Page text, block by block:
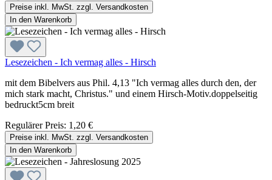
Preise inkl. MwSt. zzgl. Versandkosten
In den Warenkorb
Lesezeichen - Ich vermag alles - Hirsch
mit dem Bibelvers aus Phil. 4,13 "Ich vermag alles durch den, der
mich stark macht, Christus." und einem Hirsch-Motiv.doppelseitig
bedruckt5cm breit
Regulärer Preis: 1,20 €
Preise inkl. MwSt. zzgl. Versandkosten
In den Warenkorb